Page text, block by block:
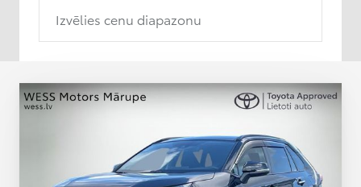
Izvēlies cenu diapazonu